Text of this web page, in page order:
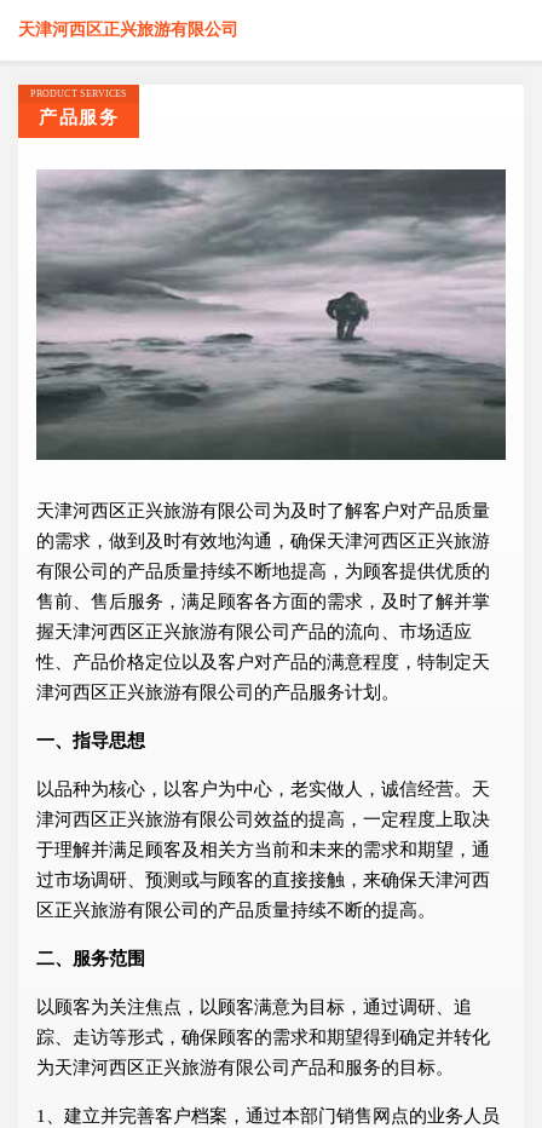
天津河西区正兴旅游有限公司
PRODUCT SERVICES
产品服务
天津河西区正兴旅游有限公司为及时了解客户对产品质量
的需求，做到及时有效地沟通，确保天津河西区正兴旅游
有限公司的产品质量持续不断地提高，为顾客提供优质的
售前、售后服务，满足顾客各方面的需求，及时了解并掌
握天津河西区正兴旅游有限公司产品的流向、市场适应
性、产品价格定位以及客户对产品的满意程度，特制定天
津河西区正兴旅游有限公司的产品服务计划。
一、指导思想
以品种为核心，以客户为中心，老实做人，诚信经营。天
津河西区正兴旅游有限公司效益的提高，一定程度上取决
于理解并满足顾客及相关方当前和未来的需求和期望，通
过市场调研、预测或与顾客的直接接触，来确保天津河西
区正兴旅游有限公司的产品质量持续不断的提高。
二、服务范围
以顾客为关注焦点，以顾客满意为目标，通过调研、追
踪、走访等形式，确保顾客的需求和期望得到确定并转化
为天津河西区正兴旅游有限公司产品和服务的目标。
1、建立并完善客户档案，通过本部门销售网点的业务人员